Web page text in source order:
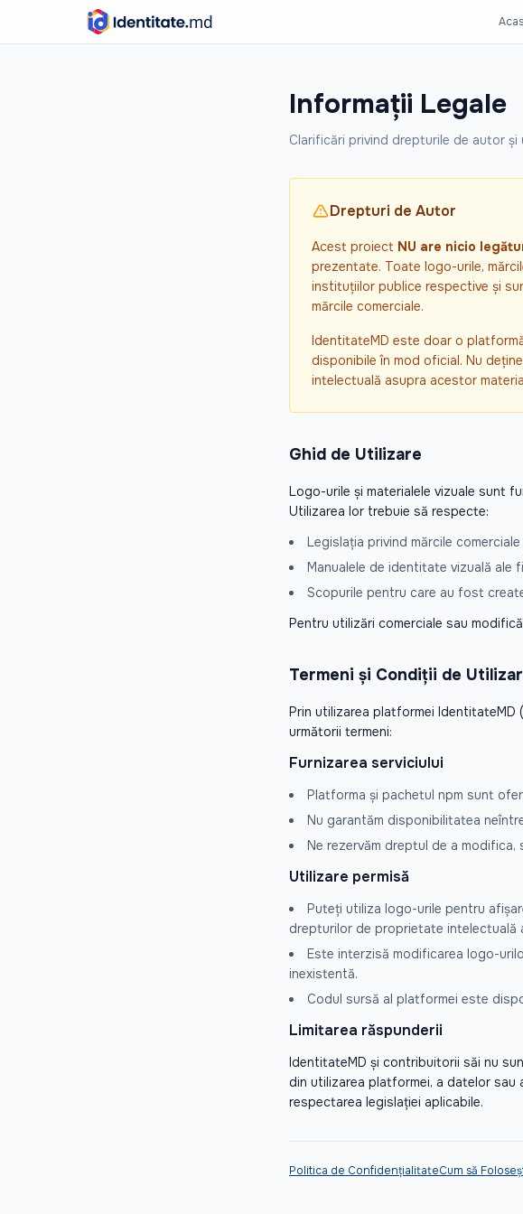
Informații Legale
Clarificări privind drepturile de autor și
Drepturi de Autor
Acest proiect NU are nicio
prezentate. Toate logo-urile,
instituțiilor publice respective și
mărcile comerciale.
IdentitateMD este doar o
disponibile în mod oficial. Nu
intelectuală asupra acestor
Ghid de Utilizare
Logo-urile și materialele vizuale sunt
Utilizarea lor trebuie să respecte:
Legislația privind mărcile
Manualele de identitate vizuală ale
Scopurile pentru care au fost
Pentru utilizări comerciale sau
Termeni și Condiții de
Prin utilizarea platformei IdentitateMD
următorii termeni:
Furnizarea serviciului
Platforma și pachetul npm sunt
Nu garantăm disponibilitatea
Ne rezervăm dreptul de a
Utilizare permisă
Puteți utiliza logo-urile pentru
drepturilor de proprietate intelectuală
Este interzisă modificarea logo-
inexistentă.
Codul sursă al platformei este
Limitarea răspunderii
IdentitateMD și contribuitorii săi nu
din utilizarea platformei, a datelor
respectarea legislației aplicabile.
Politica de ConfidențialitateCum să